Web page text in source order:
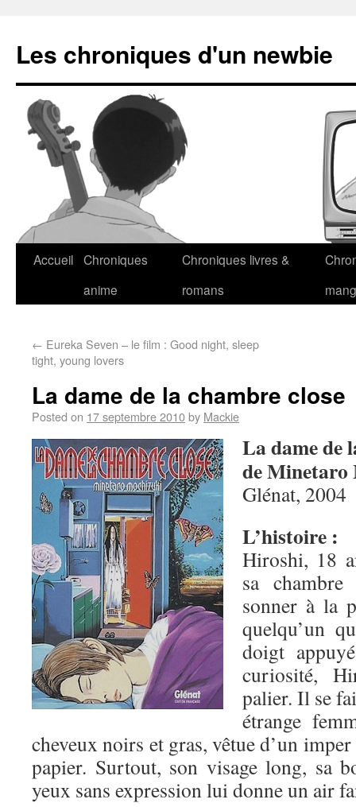
Les chroniques d'un newbie
Accueil Chroniques
anime
Chroniques livres &
romans
← Eureka Seven – le film : Good night, sleep
tight, young lovers
La dame de la chambre close
Posted on 17 septembre 2010by Mackie
La dame de
de
Glénat, 2004
L’histoire :
Hiroshi, 18
sa
sonner à la
quelqu’un
doigt
curiosité,
palier. Il se
étrange
cheveux noirs et gras, vêtue d’un
papier. Surtout, son visage long, sa
yeux sans expression lui donne un air